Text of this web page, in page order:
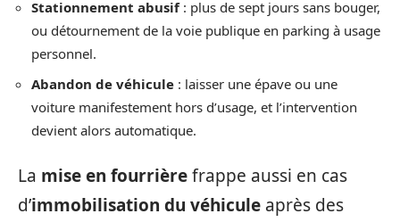
Stationnement abusif: plus de sept jours sans bouger,
ou détournement de la voie publique en parking à usage
personnel.
Abandon de véhicule : laisser une épave ou une
voiture manifestement hors d’usage, et l’intervention
devient alors automatique.
La mise en fourrièrefrappe aussi en cas
d’immobilisation du véhicule après des